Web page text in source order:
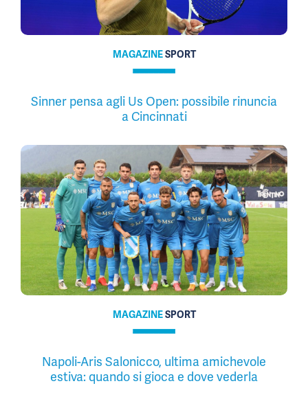
MAGAZINESPORT
Sinner pensa agli Us Open: possibile rinuncia
a Cincinnati
MAGAZINESPORT
Napoli-Aris Salonicco, ultima amichevole
estiva: quando si gioca e dove vederla